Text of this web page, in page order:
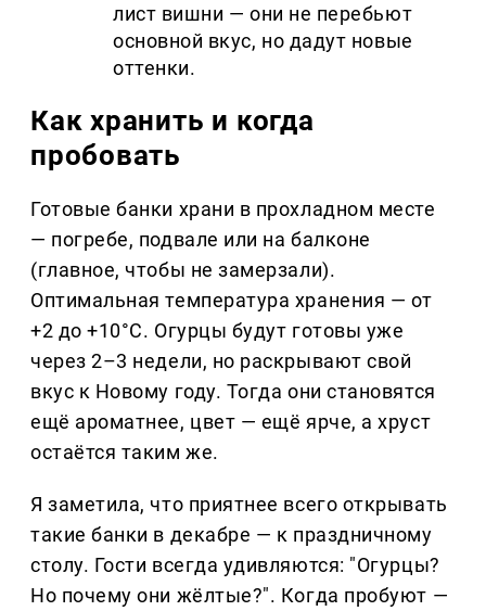
лист вишни — они не перебьют
основной вкус, но дадут новые
оттенки.
Как хранить и когда
пробовать
Готовые банки храни в прохладном месте
— погребе, подвале или на балконе
(главное, чтобы не замерзали).
Оптимальная температура хранения — от
+2 до +10°C. Огурцы будут готовы уже
через 2–3 недели, но раскрывают свой
вкус к Новому году. Тогда они становятся
ещё ароматнее, цвет — ещё ярче, а хруст
остаётся таким же.
Я заметила, что приятнее всего открывать
такие банки в декабре — к праздничному
столу. Гости всегда удивляются: "Огурцы?
Но почему они жёлтые?". Когда пробуют —